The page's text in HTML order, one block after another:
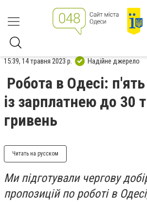
15:39, 14 травня 2023 р. Надійне джерело
Робота в Одесі:
із зарплатнею до 30
гривень
Читать на русском
Ми підготували чергову
пропозицій по роботі в